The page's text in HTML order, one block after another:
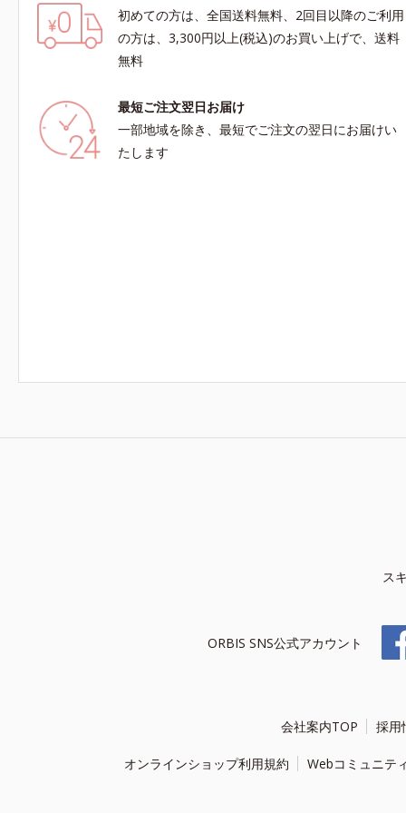
初めての方は、全国送料無料、2回目以降のご利用
の方は、3,300円以上(税込)のお買い上げで、送料
無料
最短ご注文翌日お届け
一部地域を除き、最短でご注文の翌日にお届けい
たします
ス
ORBIS SNS公式アカウント
会社案内TOP 採用
オンラインショップ利用規約 Webコミュニテ